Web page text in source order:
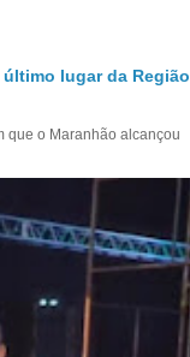
lugar da Região
que o Maranhão alcançou